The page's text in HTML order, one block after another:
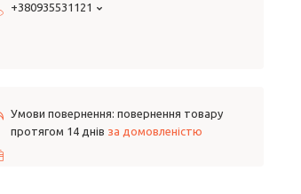
+380935531121
повернення товару
протягом 14 днів за домовленістю